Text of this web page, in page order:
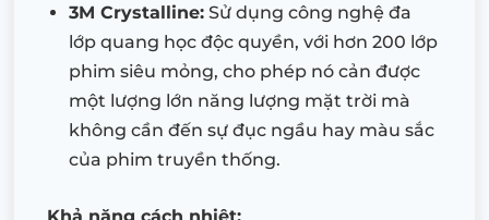
3M Crystalline: Sử dụng công nghệ đa
lớp quang học độc quyền, với hơn 200 lớp
phim siêu mỏng, cho phép nó cản được
một lượng lớn năng lượng mặt trời mà
không cần đến sự đục ngầu hay màu sắc
của phim truyền thống.